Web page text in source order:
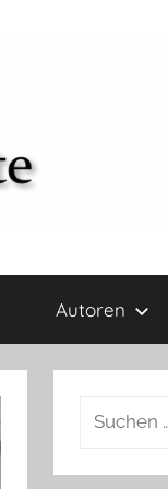
Autoren
Suchen